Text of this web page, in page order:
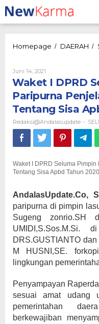
Lewati
ke
konten
Homepage / DAERAH /
Juni 14, 2021
Waket I DPRD
Paripurna
Tentang Sisa
Redaksi@andalasupdate -
Waket I DPRD Seluma
Tentang Sisa Apbd Tahun 2020
AndalasUpdate.Co,
paripurna di pimpin
Sugeng zonrio.SH
DRS.GUSTIANTO
M HUSNI,SE.
lingkungan
Penyampayan
sesuai amat udang
pemerintahan
berkewajiban